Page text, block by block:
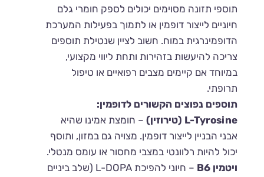
תוספי תזונה מסוימים יכולים לספק חומרי גלם
חיוניים לייצור דופמין או לתמוך בפעילות המערכת
הדופמינרגית במוח. חשוב לציין שנטילת תוספים
צריכה להיעשות בזהירות ותחת ליווי מקצועי,
במיוחד אם קיימים מצבים רפואיים או טיפול
תרופתי.
תוספים נפוצים הקשורים לדופמין:
L-Tyrosine (טירוזין)
– חומצת אמינו שהיא
אבני הבניין לייצור דופמין. מצויה גם במזון, ותוסף
יכול להיות רלוונטי במצבי מחסור או עומס מנטלי.
ויטמין B6
– חיוני להפיכת L-DOPA (שלב ביניים